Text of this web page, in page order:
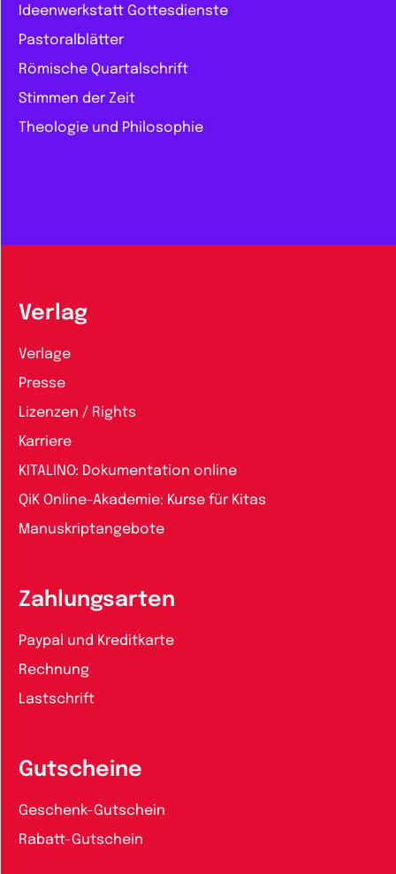
Ideenwerkstatt Gottesdienste
Pastoralblätter
Römische Quartalschrift
Stimmen der Zeit
Theologie und Philosophie
Verlag
Verlage
Presse
Lizenzen / Rights
Karriere
KITALINO: Dokumentation online
QiK Online-Akademie: Kurse für Kitas
Manuskriptangebote
Zahlungsarten
Paypal und Kreditkarte
Rechnung
Lastschrift
Gutscheine
Geschenk-Gutschein
Rabatt-Gutschein